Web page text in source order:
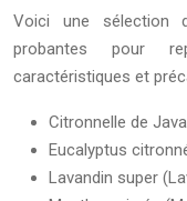
Voici une sélection
probantes pour
caractéristiques et
Citronnelle de
Eucalyptus
Lavandin super